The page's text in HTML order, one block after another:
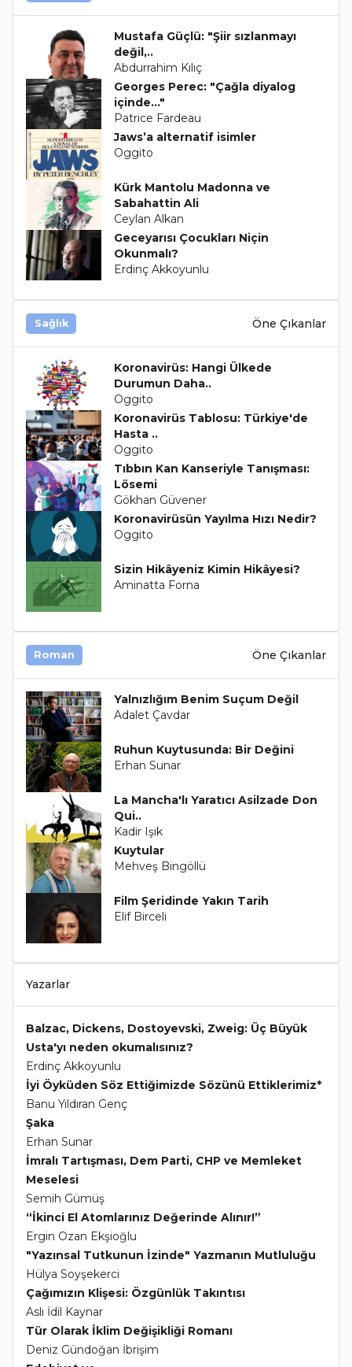
Mustafa Güçlü: "Şiir sızlanmayı
değil,..
Abdurrahim Kılıç
Georges Perec: "Çağla diyalog
içinde..."
Patrice Fardeau
Jaws’a alternatif isimler
Oggito
Kürk Mantolu Madonna ve
Sabahattin Ali
Ceylan Alkan
Geceyarısı Çocukları Niçin
Okunmalı?
Erdinç Akkoyunlu
Sağlık Öne Çıkanlar
Koronavirüs: Hangi Ülkede
Durumun Daha..
Oggito
Koronavirüs Tablosu: Türkiye'de
Hasta ..
Oggito
Tıbbın Kan Kanseriyle Tanışması:
Lösemi
Gökhan Güvener
Koronavirüsün Yayılma Hızı Nedir?
Oggito
Sizin Hikâyeniz Kimin Hikâyesi?
Aminatta Forna
Roman Öne Çıkanlar
Yalnızlığım Benim Suçum Değil
Adalet Çavdar
Ruhun Kuytusunda: Bir Değini
Erhan Sunar
La Mancha'lı Yaratıcı Asilzade Don
Qui..
Kadir Işık
Kuytular
Mehveş Bingöllü
Film Şeridinde Yakın Tarih
Elif Birceli
Yazarlar
Balzac, Dickens, Dostoyevski, Zweig: Üç Büyük
Usta'yı neden okumalısınız?
Erdinç Akkoyunlu
İyi Öyküden Söz Ettiğimizde Sözünü Ettiklerimiz*
Banu Yıldıran Genç
Şaka
Erhan Sunar
İmralı Tartışması, Dem Parti, CHP ve Memleket
Meselesi
Semih Gümüş
“İkinci El Atomlarınız Değerinde Alınır!”
Ergin Ozan Ekşioğlu
"Yazınsal Tutkunun İzinde" Yazmanın Mutluluğu
Hülya Soyşekerci
Çağımızın Klişesi: Özgünlük Takıntısı
Aslı İdil Kaynar
Tür Olarak İklim Değişikliği Romanı
Deniz Gündoğan İbrişim